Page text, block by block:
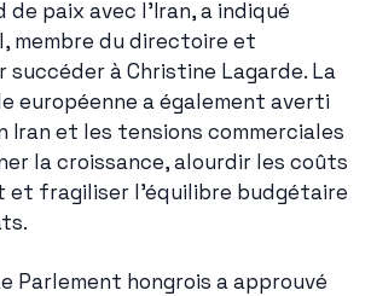
de paix avec l'Iran, a indiqué
membre du directoire et
succéder à Christine Lagarde. La
européenne a également averti
Iran et les tensions commerciales
la croissance, alourdir les coûts
et fragiliser l'équilibre budgétaire
Parlement hongrois a approuvé